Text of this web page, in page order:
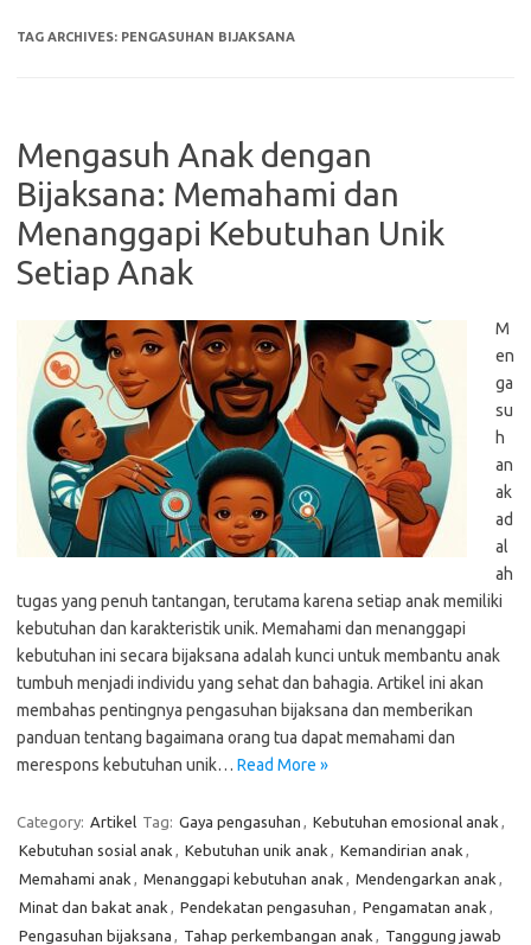
TAG ARCHIVES: PENGASUHAN BIJAKSANA
Mengasuh Anak dengan
Bijaksana: Memahami dan
Menanggapi Kebutuhan Unik
Setiap Anak
M
en
ga
su
h
an
ak
ad
al
ah
tugas yang penuh tantangan, terutama karena setiap anak memiliki
kebutuhan dan karakteristik unik. Memahami dan menanggapi
kebutuhan ini secara bijaksana adalah kunci untuk membantu anak
tumbuh menjadi individu yang sehat dan bahagia. Artikel ini akan
membahas pentingnya pengasuhan bijaksana dan memberikan
panduan tentang bagaimana orang tua dapat memahami dan
merespons kebutuhan unik… Read More »
Category: Artikel Tag: Gaya pengasuhan , Kebutuhan emosional anak ,
Kebutuhan sosial anak , Kebutuhan unik anak , Kemandirian anak ,
Memahami anak , Menanggapi kebutuhan anak , Mendengarkan anak ,
Minat dan bakat anak , Pendekatan pengasuhan , Pengamatan anak ,
Pengasuhan bijaksana , Tahap perkembangan anak , Tanggung jawab